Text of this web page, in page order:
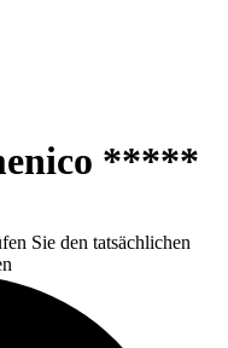
*****
Sie den tatsächlichen